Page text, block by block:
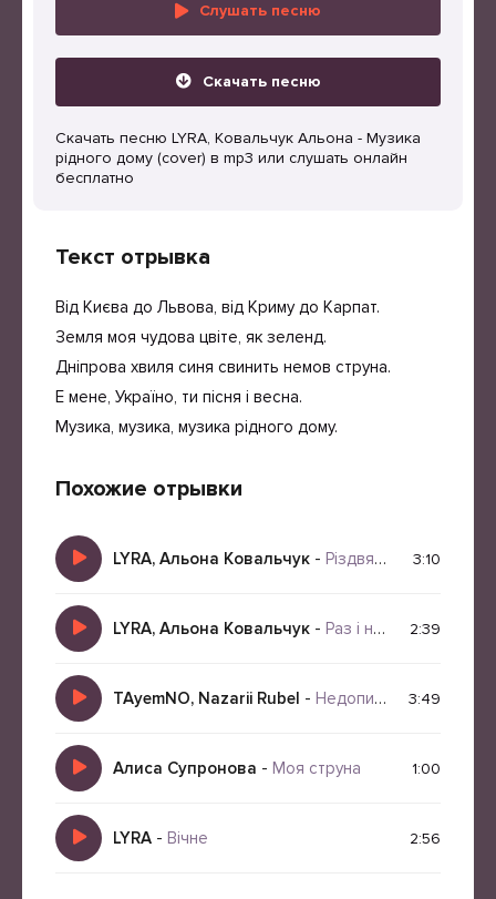
Слушать песню
Скачать песню
Скачать песню LYRA, Ковальчук Альона - Музика
рідного дому (cover) в mp3 или слушать онлайн
бесплатно
Текст отрывка
Від Києва до Львова, від Криму до Карпат.
Земля моя чудова цвіте, як зеленд.
Дніпрова хвиля синя свинить немов струна.
Е мене, Україно, ти пісня і весна.
Музика, музика, музика рідного дому.
Похожие отрывки
LYRA, Альона Ковальчук - Різдвяні Дива 3:10
LYRA, Альона Ковальчук - Раз і назавжди 2:39
TAyemNO, Nazarii Rubel - Недописана пісня (Cover) 3:49
Алиса Супронова - Моя струна 1:00
LYRA - Вічне 2:56